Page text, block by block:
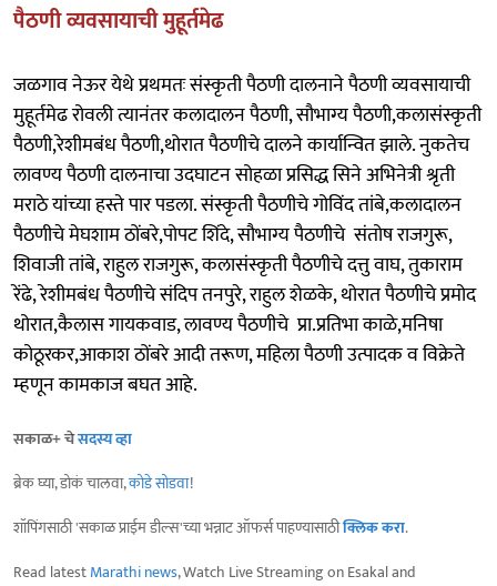
पैठणी व्यवसायाची मुहूर्तमेढ
जळगाव नेऊर येथे प्रथमतः संस्कृती पैठणी दालनाने पैठणी व्यवसायाची
मुहूर्तमेढ रोवली त्यानंतर कलादालन पैठणी, सौभाग्य पैठणी,कलासंस्कृती
पैठणी,रेशीमबंध पैठणी,थोरात पैठणीचे दालने कार्यान्वित झाले. नुकतेच
लावण्य पैठणी दालनाचा उदघाटन सोहळा प्रसिद्ध सिने अभिनेत्री श्रृती
मराठे यांच्या हस्ते पार पडला. संस्कृती पैठणीचे गोविंद तांबे,कलादालन
पैठणीचे मेघशाम ठोंबरे,पोपट शिंदे, सौभाग्य पैठणीचे संतोष राजगुरू,
शिवाजी तांबे, राहुल राजगुरू, कलासंस्कृती पैठणीचे दत्तु वाघ, तुकाराम
रेंढे, रेशीमबंध पैठणीचे संदिप तनपुरे, राहुल शेळके, थोरात पैठणीचे प्रमोद
थोरात,कैलास गायकवाड, लावण्य पैठणीचे प्रा.प्रतिभा काळे,मनिषा
कोठूरकर,आकाश ठोंबरे आदी तरूण, महिला पैठणी उत्पादक व विक्रेते
म्हणून कामकाज बघत आहे.
सकाळ+ चेसदस्य व्हा
ब्रेक घ्या, डोकं चालवा,कोडे सोडवा!
शॉपिंगसाठी 'सकाळ प्राईम डील्स'च्या भन्नाट ऑफर्स पाहण्यासाठीक्लिक करा.
Read latestMarathi news, Watch Live Streaming on Esakal and